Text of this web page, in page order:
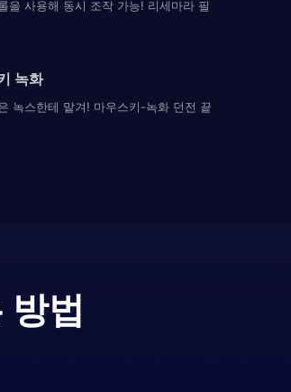
을 사용해 동시 조작 가능! 리세마라 필
녹화
녹스한테 맡겨! 마우스키-녹화 던전 끝
방법